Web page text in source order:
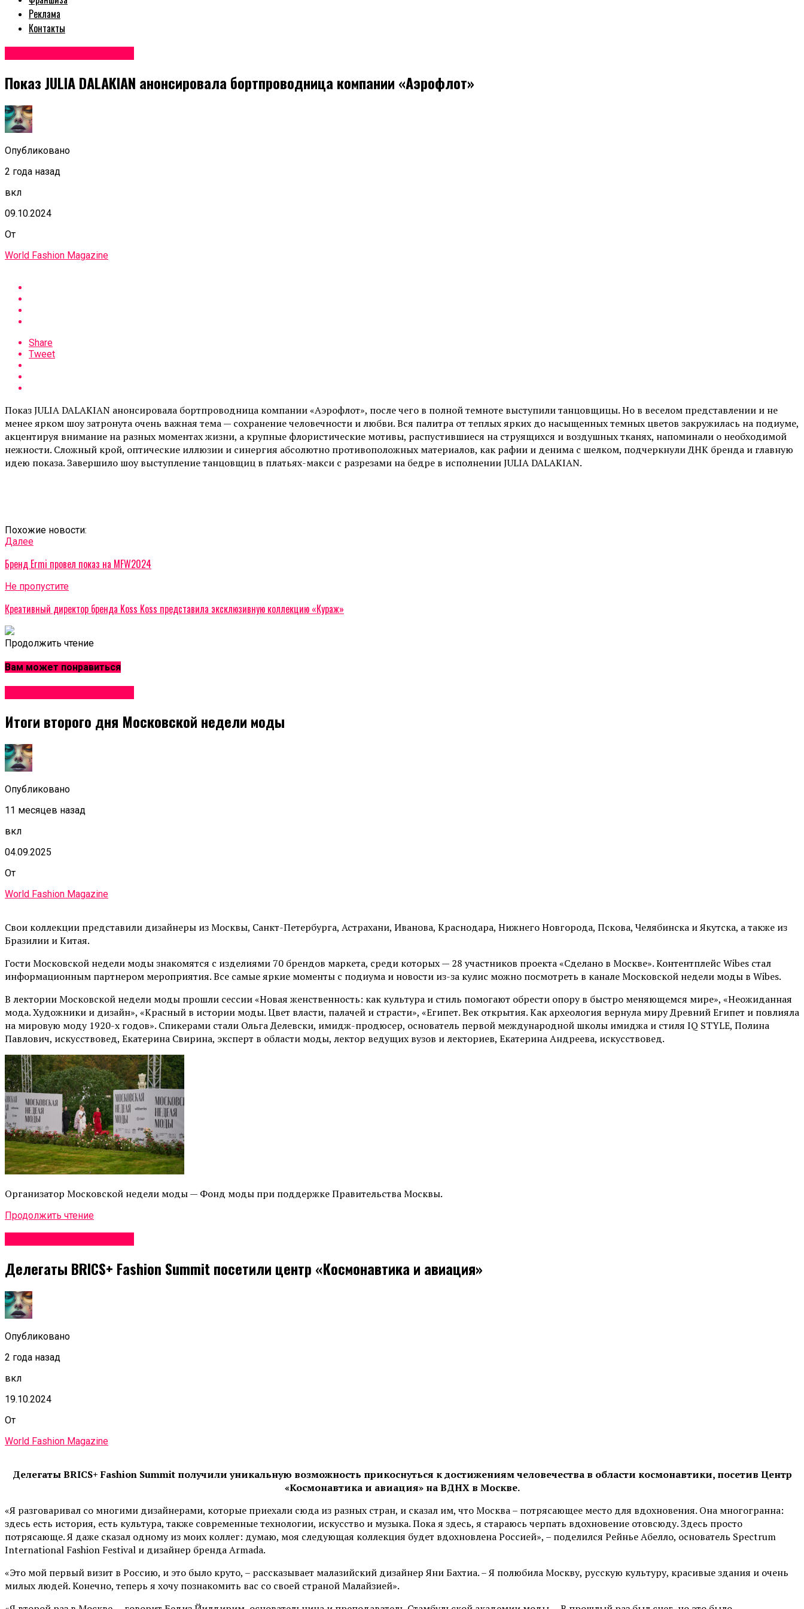
Реклама
Контакты
Показ JULIA DALAKIAN анонсировала бортпроводница компании «Аэрофлот»
Опубликовано
2 года назад
вкл
09.10.2024
От
World Fashion Magazine
Share
Tweet
Показ JULIA DALAKIAN анонсировала бортпроводница компании «Аэрофлот», после чего в полной темноте выступили танцовщицы. Но в веселом представлении и не
менее ярком шоу затронута очень важная тема — сохранение человечности и любви. Вся палитра от теплых ярких до насыщенных темных цветов закружилась на подиуме,
акцентируя внимание на разных моментах жизни, а крупные флористические мотивы, распустившиеся на струящихся и воздушных тканях, напоминали о необходимой
нежности. Сложный крой, оптические иллюзии и синергия абсолютно противоположных материалов, как рафии и денима с шелком, подчеркнули ДНК бренда и главную
идею показа. Завершило шоу выступление танцовщиц в платьях-макси с разрезами на бедре в исполнении JULIA DALAKIAN.
Похожие новости:
Далее
Бренд Ermi провел показ на MFW2024
Не пропустите
Креативный директор бренда Koss Koss представила эксклюзивную коллекцию «Кураж»
Продолжить чтение
Вам может понравиться
Итоги второго дня Московской недели моды
Опубликовано
11 месяцев назад
вкл
04.09.2025
От
World Fashion Magazine
Свои коллекции представили дизайнеры из Москвы, Санкт-Петербурга, Астрахани, Иванова, Краснодара, Нижнего Новгорода, Пскова, Челябинска и Якутска, а также из
Бразилии и Китая.
Гости Московской недели моды знакомятся с изделиями 70 брендов маркета, среди которых — 28 участников проекта «Сделано в Москве». Контентплейс Wibes стал
информационным партнером мероприятия. Все самые яркие моменты с подиума и новости из-за кулис можно посмотреть в канале Московской недели моды в Wibes.
В лектории Московской недели моды прошли сессии «Новая женственность: как культура и стиль помогают обрести опору в быстро меняющемся мире», «Неожиданная
мода. Художники и дизайн», «Красный в истории моды. Цвет власти, палачей и страсти», «Египет. Век открытия. Как археология вернула миру Древний Египет и повлияла
на мировую моду 1920-х годов». Спикерами стали Ольга Делевски, имидж-продюсер, основатель первой международной школы имиджа и стиля IQ STYLE, Полина
Павлович, искусствовед, Екатерина Свирина, эксперт в области моды, лектор ведущих вузов и лекториев, Екатерина Андреева, искусствовед.
Организатор Московской недели моды — Фонд моды при поддержке Правительства Москвы.
Продолжить чтение
Делегаты BRICS+ Fashion Summit посетили центр «Космонавтика и авиация»
Опубликовано
2 года назад
вкл
19.10.2024
От
World Fashion Magazine
Делегаты BRICS+ Fashion Summit получили уникальную возможность прикоснуться к достижениям человечества в области космонавтики, посетив Центр
«Космонавтика и авиация» на ВДНХ в Москве.
«Я разговаривал со многими дизайнерами, которые приехали сюда из разных стран, и сказал им, что Москва – потрясающее место для вдохновения. Она многогранна:
здесь есть история, есть культура, также современные технологии, искусство и музыка. Пока я здесь, я стараюсь черпать вдохновение отовсюду. Здесь просто
потрясающе. Я даже сказал одному из моих коллег: думаю, моя следующая коллекция будет вдохновлена Россией», – поделился Рейнье Абелло, основатель Spectrum
International Fashion Festival и дизайнер бренда Armada.
«Это мой первый визит в Россию, и это было круто, – рассказывает малазийский дизайнер Яни Бахтиа. – Я полюбила Москву, русскую культуру, красивые здания и очень
милых людей. Конечно, теперь я хочу познакомить вас со своей страной Малайзией».